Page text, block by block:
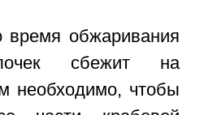
обжаривания
сбежит на
необходимо, чтобы